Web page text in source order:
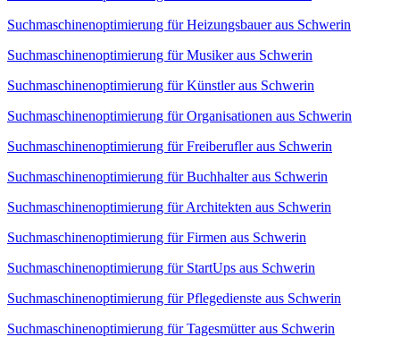
Suchmaschinenoptimierung für Heizungsbauer aus Schwerin
Suchmaschinenoptimierung für Musiker aus Schwerin
Suchmaschinenoptimierung für Künstler aus Schwerin
Suchmaschinenoptimierung für Organisationen aus Schwerin
Suchmaschinenoptimierung für Freiberufler aus Schwerin
Suchmaschinenoptimierung für Buchhalter aus Schwerin
Suchmaschinenoptimierung für Architekten aus Schwerin
Suchmaschinenoptimierung für Firmen aus Schwerin
Suchmaschinenoptimierung für StartUps aus Schwerin
Suchmaschinenoptimierung für Pflegedienste aus Schwerin
Suchmaschinenoptimierung für Tagesmütter aus Schwerin